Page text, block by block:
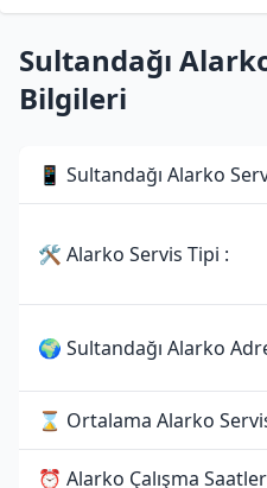
Sultandağı
Bilgileri
📱 Sultandağı Alarko
🛠 Alarko Servis Tipi :
🌍 Sultandağı Alarko
⌛ Ortalama Alarko
⏰ Alarko Çalışma